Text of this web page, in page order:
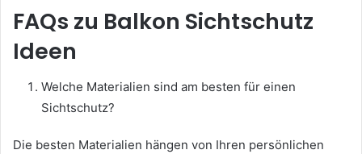
FAQs zu Balkon Sichtschutz
Ideen
Welche Materialien sind am besten für einen
Sichtschutz?
Die besten Materialien hängen von Ihren persönlichen